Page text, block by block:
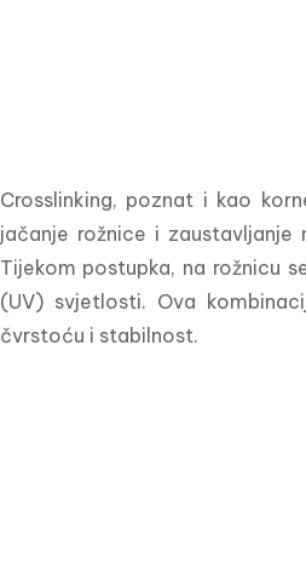
Crosslinking, poznat i kao
jačanje rožnice i zaustavljanje
Tijekom postupka, na rožnicu
(UV) svjetlosti. Ova
čvrstoću i stabilnost.